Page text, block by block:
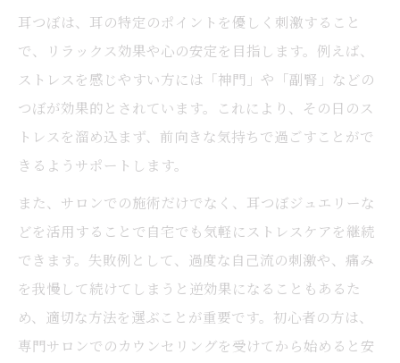
耳つぼは、耳の特定のポイントを優しく刺激すること
で、リラックス効果や心の安定を目指します。例えば、
ストレスを感じやすい方には「神門」や「副腎」などの
つぼが効果的とされています。これにより、その日のス
トレスを溜め込まず、前向きな気持ちで過ごすことがで
きるようサポートします。
また、サロンでの施術だけでなく、耳つぼジュエリーな
どを活用することで自宅でも気軽にストレスケアを継続
できます。失敗例として、過度な自己流の刺激や、痛み
を我慢して続けてしまうと逆効果になることもあるた
め、適切な方法を選ぶことが重要です。初心者の方は、
専門サロンでのカウンセリングを受けてから始めると安